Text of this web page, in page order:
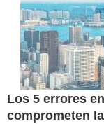
Los 5 errores
comprometen